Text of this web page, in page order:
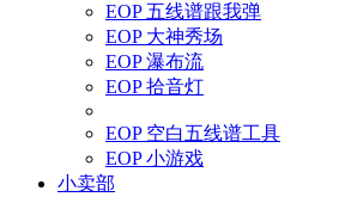
EOP 五线谱跟我弹
EOP 大神秀场
EOP 瀑布流
EOP 拾音灯
EOP 空白五线谱工具
EOP 小游戏
小卖部